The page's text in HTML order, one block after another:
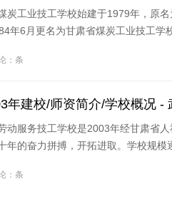
炭工业技工学校始建于1979年，原
年6月更名为甘肃省煤炭工业技工学
：条
年建校/师资简介/学校概况 -
动服务技工学校是2003年经甘肃省
年的奋力拼搏，开拓进取。学校规
：条